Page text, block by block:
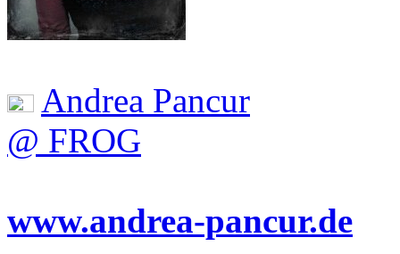
Andrea Pancur
@ FROG
www.andrea-pancur.de